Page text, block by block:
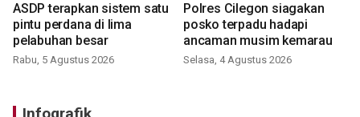
ASDP terapkan sistem satu
pintu perdana di lima
pelabuhan besar
Rabu, 5 Agustus 2026
Polres Cilegon siagakan
posko terpadu hadapi
ancaman musim kemarau
Selasa, 4 Agustus 2026